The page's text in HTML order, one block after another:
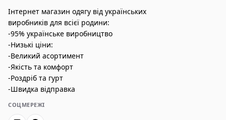
Інтернет магазин одягу від українських
виробників для всієї родини:
-95% українське виробництво
-Низькі ціни:
-Великий асортимент
-Якість та комфорт
-Роздріб та гурт
-Швидка відправка
СОЦМЕРЕЖІ